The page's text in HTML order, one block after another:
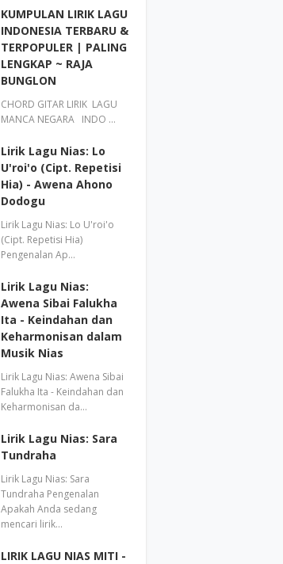
KUMPULAN LIRIK LAGU
INDONESIA TERBARU &
TERPOPULER | PALING
LENGKAP ~ RAJA
BUNGLON
CHORD GITAR LIRIK LAGU
MANCA NEGARA INDO …
Lirik Lagu Nias: Lo
U'roi'o (Cipt. Repetisi
Hia) - Awena Ahono
Dodogu
Lirik Lagu Nias: Lo U'roi'o
(Cipt. Repetisi Hia)
Pengenalan Ap…
Lirik Lagu Nias:
Awena Sibai Falukha
Ita - Keindahan dan
Keharmonisan dalam
Musik Nias
Lirik Lagu Nias: Awena Sibai
Falukha Ita - Keindahan dan
Keharmonisan da…
Lirik Lagu Nias: Sara
Tundraha
Lirik Lagu Nias: Sara
Tundraha Pengenalan
Apakah Anda sedang
mencari lirik…
LIRIK LAGU NIAS MITI -